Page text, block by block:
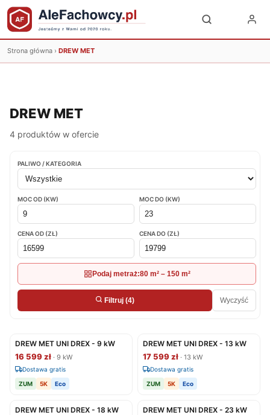
Strona główna › DREW MET
DREW MET
4 produktów w ofercie
PALIWO / KATEGORIA
MOC OD (KW) MOC DO (KW)
CENA OD (ZŁ) CENA DO (ZŁ)
Podaj metraż:80 m² – 150 m²
Filtruj (4) Wyczyść
DREW MET UNI DREX - 9 kW
16 599 zł · 9 kW
Dostawa gratis
ZUM
5K Eco
DREW MET UNI DREX - 13 kW
17 599 zł · 13 kW
Dostawa gratis
ZUM
5K Eco
DREW MET UNI DREX - 18 kW DREW MET UNI DREX - 23 kW